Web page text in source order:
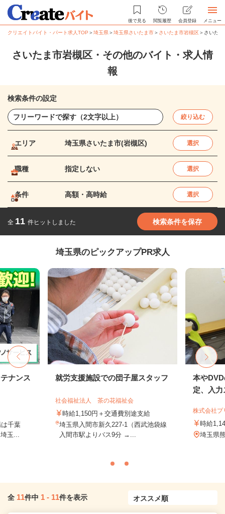
後で見る 閲覧履歴 会員登録 メニュー
クリエイトバイト・パート求人TOP ＞埼玉県＞埼玉県さいたま市＞ さいたま市岩槻区＞ さいた
さいたま市岩槻区・その他のバイト・求人情
報
検索条件の設定
絞り込む
エリア 埼玉県さいたま市(岩槻区) 選択
職種 指定しない 選択
条件 高額・高時給 選択
全 11 件ヒットしました 検索条件を保存
埼玉県のピックアップPR求人
ナンス
千葉
玉...
就労支援施設での団子屋スタッフ
社会福祉法人 茶の花福祉会
時給1,150円＋交通費別途支給
埼玉県入間市新久227-1（西武池袋線
入間市駅よりバス9分 →...
本や
定、入
株式会社
時給
埼玉県
全 11件中 1 - 11件を表示